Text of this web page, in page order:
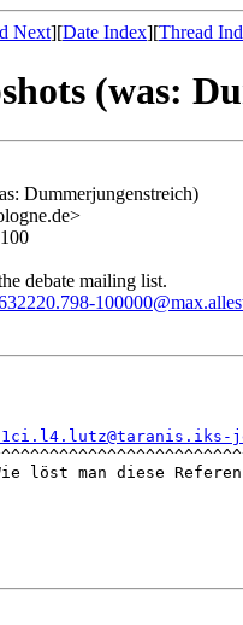
Next][Date Index][Thread
(was:
Dummerjungenstreich)
debate mailing list.
löst man diese